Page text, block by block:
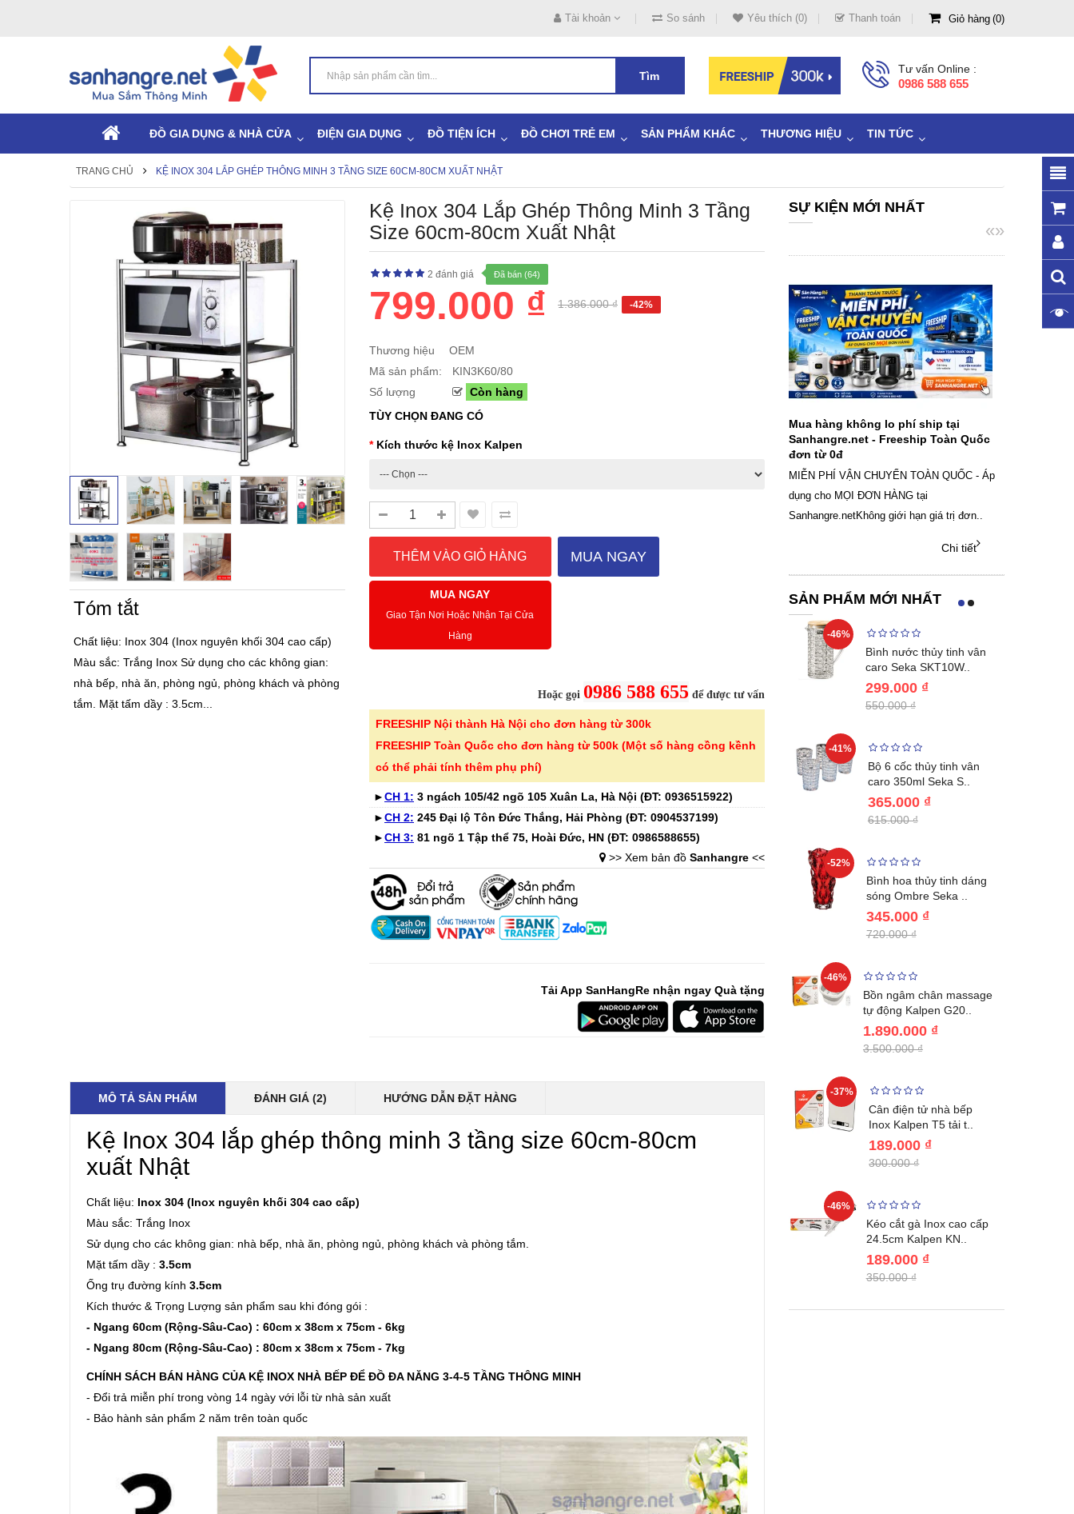
Tài khoản So sánh Yêu thích (0) Thanh toán Giỏ hàng 0
Tìm
Tư vấn Online :
0986 588 655
ĐỒ GIA DỤNG & NHÀ CỬA ĐIỆN GIA DỤNG ĐỒ TIỆN ÍCH ĐỒ CHƠI TRẺ EM SẢN PHẨM KHÁC THƯƠNG HIỆU TIN TỨC
TRANG CHỦ KỆ INOX 304 LẮP GHÉP THÔNG MINH 3 TẦNG SIZE 60CM-80CM XUẤT NHẬT
Tóm tắt
Chất liệu: Inox 304 (Inox nguyên khối 304 cao cấp)
Màu sắc: Trắng Inox Sử dụng cho các không gian:
nhà bếp, nhà ăn, phòng ngủ, phòng khách và phòng
tắm. Mặt tấm dầy : 3.5cm...
Kệ Inox 304 Lắp Ghép Thông Minh 3 Tầng
Size 60cm-80cm Xuất Nhật
2 đánh giá Đã bán (64)
799.000 ₫ 1.386.000 ₫ -42%
Thương hiệu
OEM
Mã sản phẩm:
KIN3K60/80
Số lượng
Còn hàng
TÙY CHỌN ĐANG CÓ
Kích thước kệ Inox Kalpen
MUA NGAY
MUA NGAY
Giao Tận Nơi Hoặc Nhận Tại Cửa
Hàng
Hoặc gọi 0986 588 655 để được tư vấn
FREESHIP Nội thành Hà Nội cho đơn hàng từ 300k
FREESHIP Toàn Quốc cho đơn hàng từ 500k (Một số hàng cồng kềnh
có thể phải tính thêm phụ phí)
►CH 1: 3 ngách 105/42 ngõ 105 Xuân La, Hà Nội (ĐT: 0936515922)
►CH 2: 245 Đại lộ Tôn Đức Thắng, Hải Phòng (ĐT: 0904537199)
►CH 3: 81 ngõ 1 Tập thể 75, Hoài Đức, HN (ĐT: 0986588655)
>> Xem bản đồ Sanhangre <<
Tải App SanHangRe nhận ngay Quà tặng
MÔ TẢ SẢN PHẨM ĐÁNH GIÁ (2) HƯỚNG DẪN ĐẶT HÀNG
Kệ Inox 304 lắp ghép thông minh 3 tầng size 60cm-80cm
xuất Nhật
Chất liệu: Inox 304 (Inox nguyên khối 304 cao cấp)
Màu sắc: Trắng Inox
Sử dụng cho các không gian: nhà bếp, nhà ăn, phòng ngủ, phòng khách và phòng tắm.
Mặt tấm dầy : 3.5cm
Ống trụ đường kính 3.5cm
Kích thước & Trọng Lượng sản phẩm sau khi đóng gói :
- Ngang 60cm (Rộng-Sâu-Cao) : 60cm x 38cm x 75cm - 6kg
- Ngang 80cm (Rộng-Sâu-Cao) : 80cm x 38cm x 75cm - 7kg
CHÍNH SÁCH BÁN HÀNG CỦA KỆ INOX NHÀ BẾP ĐỂ ĐỒ ĐA NĂNG 3-4-5 TẦNG THÔNG MINH
- Đổi trả miễn phí trong vòng 14 ngày với lỗi từ nhà sản xuất
- Bảo hành sản phẩm 2 năm trên toàn quốc
SỰ KIỆN MỚI NHẤT
«»
Sale Mừng Đại Lễ 30/4-01/5: CHÀO HÈ
2026 Siêu giảm tới 40% tại Sanhangre
THÔNG BÁO CHÍNH THỨC TỪ
nắng nóng gia tăng trên toàn quốc,Că..
Để sử dụng máy hút bụi không dây Samsung
Mua hàng không lo phí ship tại
Sanhangre.net - Freeship Toàn Quốc
đơn từ 0đ
MIỄN PHÍ VẬN CHUYỂN TOÀN QUỐC - Áp
dụng cho MỌI ĐƠN HÀNG tại
Sanhangre.netKhông giới hạn giá trị đơn..
Chi tiết
SẢN PHẨM MỚI NHẤT
Bình nước thủy tinh vân
-41%
Bộ 6 cốc thủy tinh vân
caro 350ml Seka S..
365.000 ₫
615.000 ₫
Bình hoa thủy tinh dáng
sóng Ombre Seka ..
345.000 ₫
720.000 ₫
Bồn ngâm chân massage
-37%
189.000 ₫
24.5cm Kalpen KN..
689.000 ₫
-32%
tay áo KOSE Nhật..
135.000 ₫
199.000 ₫
-28%
Bình đựng nước giữ
nhiệt Inox 304 Lebenl..
399.000 ₫
329.000 ₫
-46%
Bình nước thủy tinh vân
caro Seka SKT10W..
299.000 ₫
550.000 ₫
-41%
Bộ 6 cốc thủy tinh vân
caro 350ml Seka S..
365.000 ₫
615.000 ₫
-52%
Bình hoa thủy tinh dáng
sóng Ombre Seka ..
345.000 ₫
720.000 ₫
-46%
Bồn ngâm chân massage
tự động Kalpen G20..
1.890.000 ₫
3.500.000 ₫
-37%
Cân điện tử nhà bếp
Inox Kalpen T5 tải t..
189.000 ₫
300.000 ₫
-46%
Kéo cắt gà Inox cao cấp
24.5cm Kalpen KN..
189.000 ₫
350.000 ₫